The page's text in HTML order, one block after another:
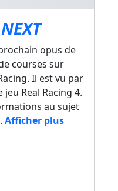
opus de
courses sur
Il est vu par
Real Racing 4.
au sujet
Afficher plus